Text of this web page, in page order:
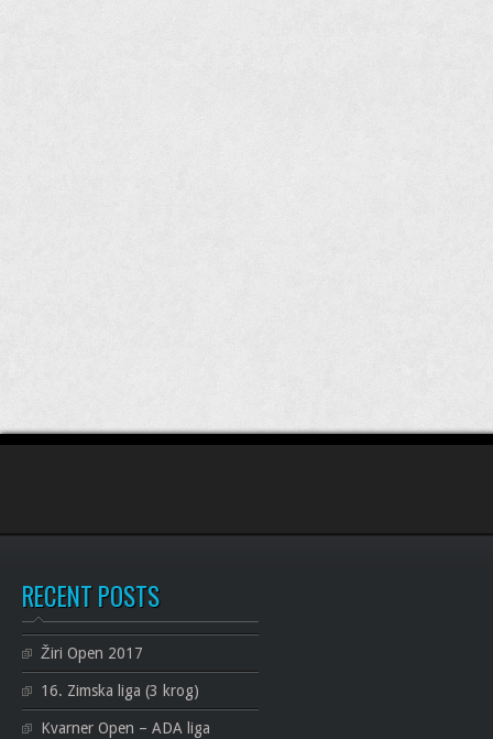
RECENT POSTS
Žiri Open 2017
16. Zimska liga (3 krog)
Kvarner Open – ADA liga